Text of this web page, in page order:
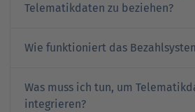
Telematikdaten zu beziehen?
Wie funktioniert das
Was muss ich tun, um
integrieren?